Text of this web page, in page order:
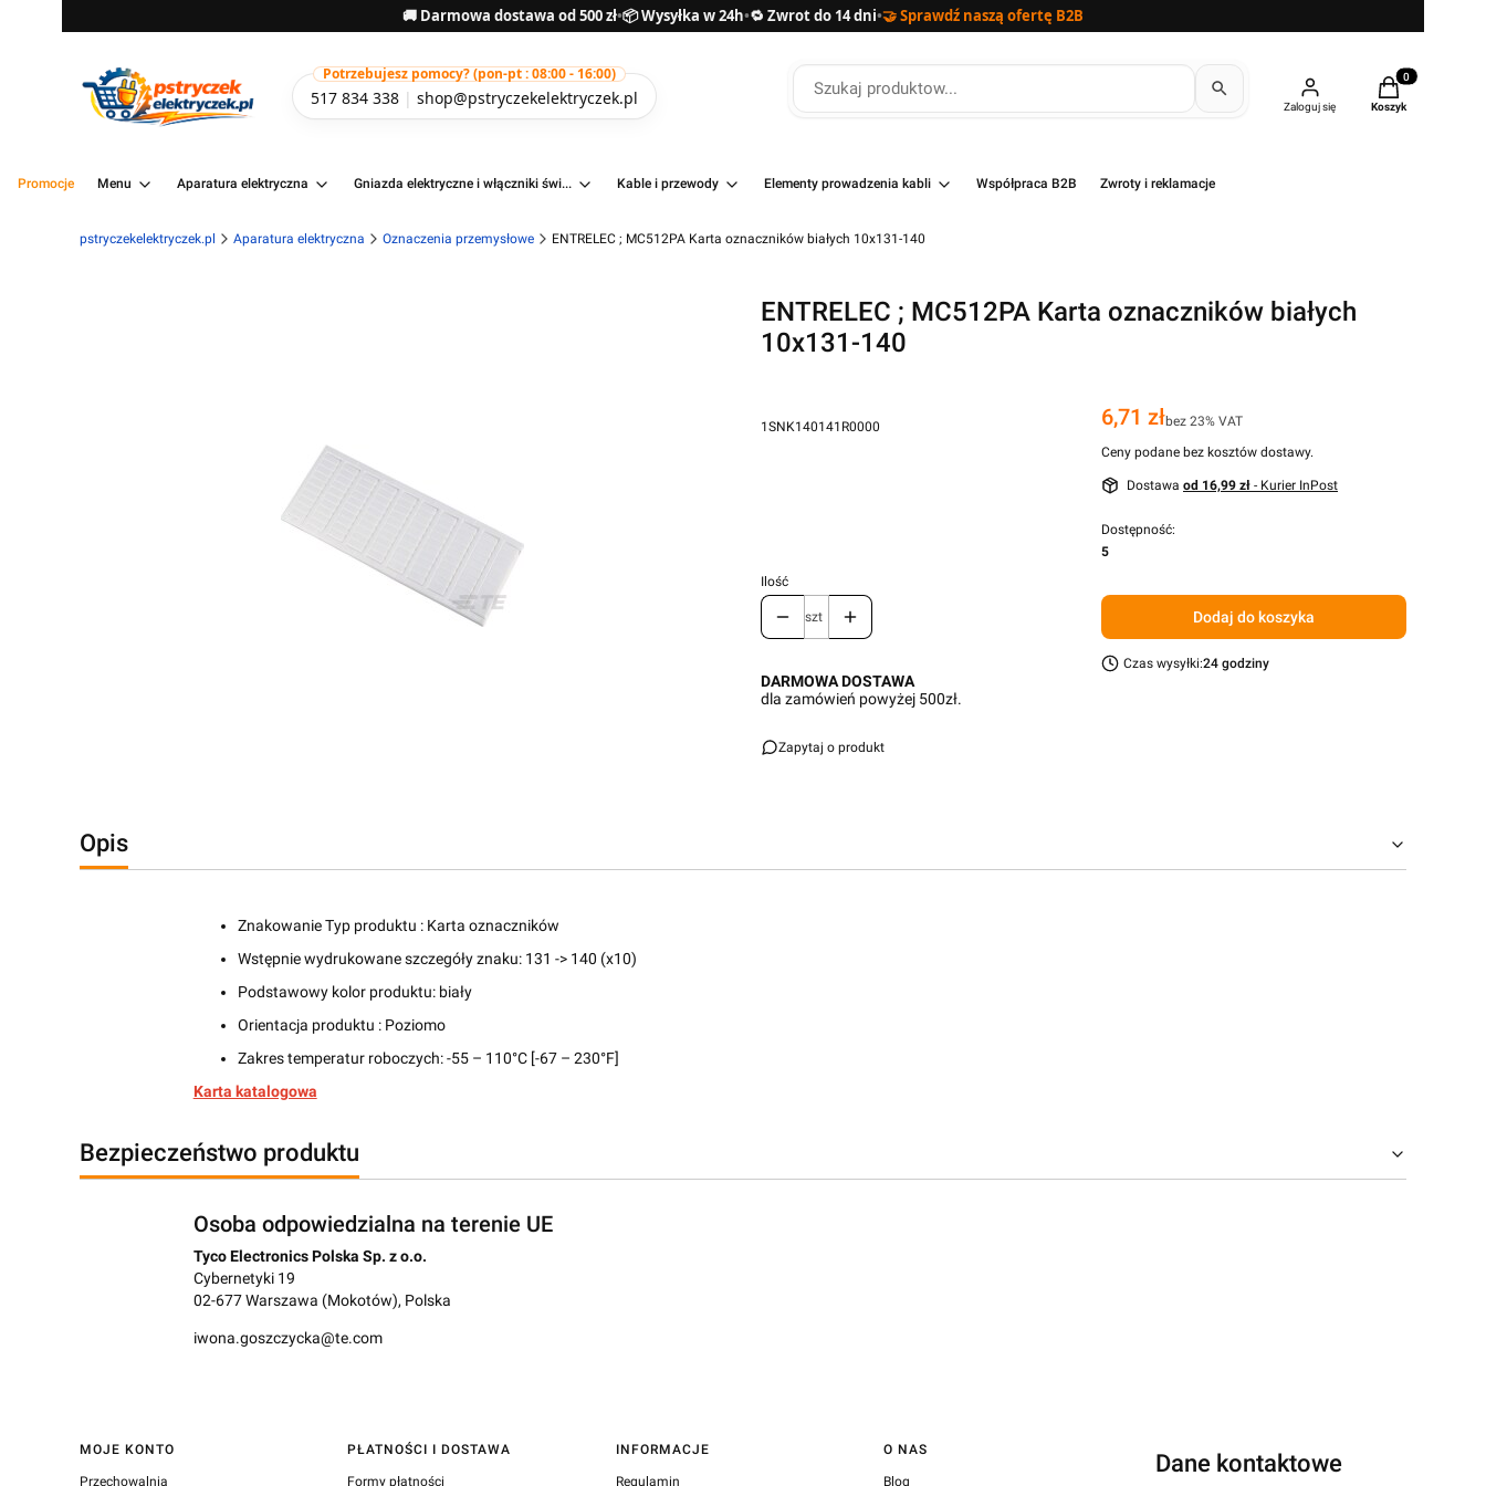
🚚 Darmowa dostawa od 500 zł•📦 Wysyłka w 24h•🔁 Zwrot do 14 dni•🤝 Sprawdź naszą ofertę B2B
Potrzebujesz pomocy? (pon-pt : 08:00 - 16:00)
517 834 338 | shop@pstryczekelektryczek.pl Zaloguj się
Produkty w
Koszyk
Promocje Menu Aparatura elektryczna Gniazda elektryczne i włączniki świ... Kable i przewody Elementy prowadzenia kabli Współpraca B2B Zwroty i reklamacje
pstryczekelektryczek.pl Aparatura elektryczna Oznaczenia przemysłowe ENTRELEC ; MC512PA Karta oznaczników białych 10x131-140
ENTRELEC ; MC512PA Karta oznaczników białych
10x131-140
1SNK140141R0000 Cena
6,71 złbez 23% VAT
Ceny podane bez kosztów dostawy.
Dostawa od 16,99 zł - Kurier InPost
Dostępność:
5
Ilość
szt Dodaj do koszyka
DARMOWA DOSTAWA
dla zamówień powyżej 500zł.
Czas wysyłki:24 godziny
Zapytaj o produkt
Opis
Znakowanie Typ produktu : Karta oznaczników
Wstępnie wydrukowane szczegóły znaku: 131 -> 140 (x10)
Podstawowy kolor produktu: biały
Orientacja produktu : Poziomo
Zakres temperatur roboczych:-55 – 110°C [-67 – 230°F]
Karta katalogowa
Bezpieczeństwo produktu
Osoba odpowiedzialna na terenie UE
Tyco Electronics Polska Sp. z o.o.
Cybernetyki 19
02-677 Warszawa (Mokotów), Polska
iwona.goszczycka@te.com
Linki w stopce
MOJE KONTO
Przechowalnia
PŁATNOŚCI I DOSTAWA
Formy płatności
INFORMACJE
Regulamin
O NAS
Blog
Dane kontaktowe